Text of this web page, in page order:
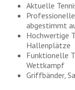
Aktuelle
abgestimmt
Hochwertige
Hallenplätze
Funktionelle
Wettkampf
Griffbänder,